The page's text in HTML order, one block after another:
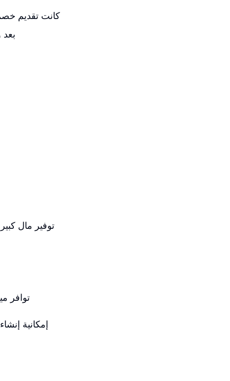
توافر
إمكانية